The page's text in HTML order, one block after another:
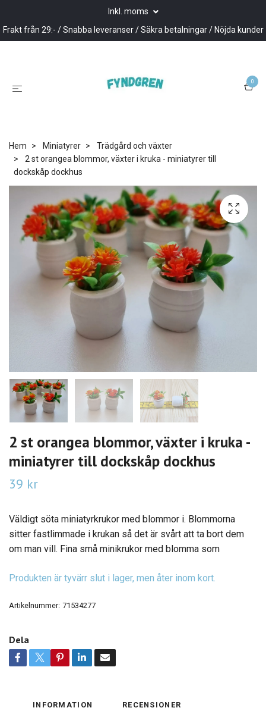
Inkl. moms
Frakt från 29:- / Snabba leveranser / Säkra betalningar / Nöjda kunder
0
Hem Miniatyrer
Trädgård och växter
2 st orangea blommor, växter i kruka - miniatyrer till
dockskåp dockhus
2 st orangea blommor, växter i kruka -
miniatyrer till dockskåp dockhus
39 kr
Väldigt söta miniatyrkrukor med blommor i. Blommorna
sitter fastlimmade i krukan så det är svårt att ta bort dem
om man vill. Fina små minikrukor med blomma som
Produkten är tyvärr slut i lager, men åter inom kort.
Artikelnummer: 71534277
Dela
INFORMATION RECENSIONER